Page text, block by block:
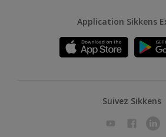
Application Sikkens
Suivez Sikkens